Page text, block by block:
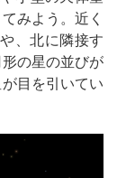
みよう。近く
、北に隣接す
の星の並びが
目を引いてい